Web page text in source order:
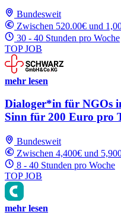
Bundesweit
Zwischen 520.00€ und
30 - 40 Stunden pro Woche
TOP JOB
mehr lesen
Dialoger*in für NGOs
Sinn für 200 Euro pro
Bundesweit
Zwischen 4,400€ und
8 - 40 Stunden pro Woche
TOP JOB
mehr lesen